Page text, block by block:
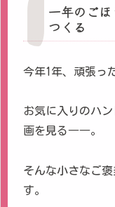
一年のご
つくる
今年1年、頑張っ
お気に入りのハ
画を見る――。
そんな小さなご
す。